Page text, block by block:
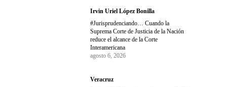
Irvin Uriel López Bonilla
#Jurisprudenciando… Cuando la
Suprema Corte de Justicia de la Nación
reduce el alcance de la Corte
Interamericana
agosto 6, 2026
Veracruz